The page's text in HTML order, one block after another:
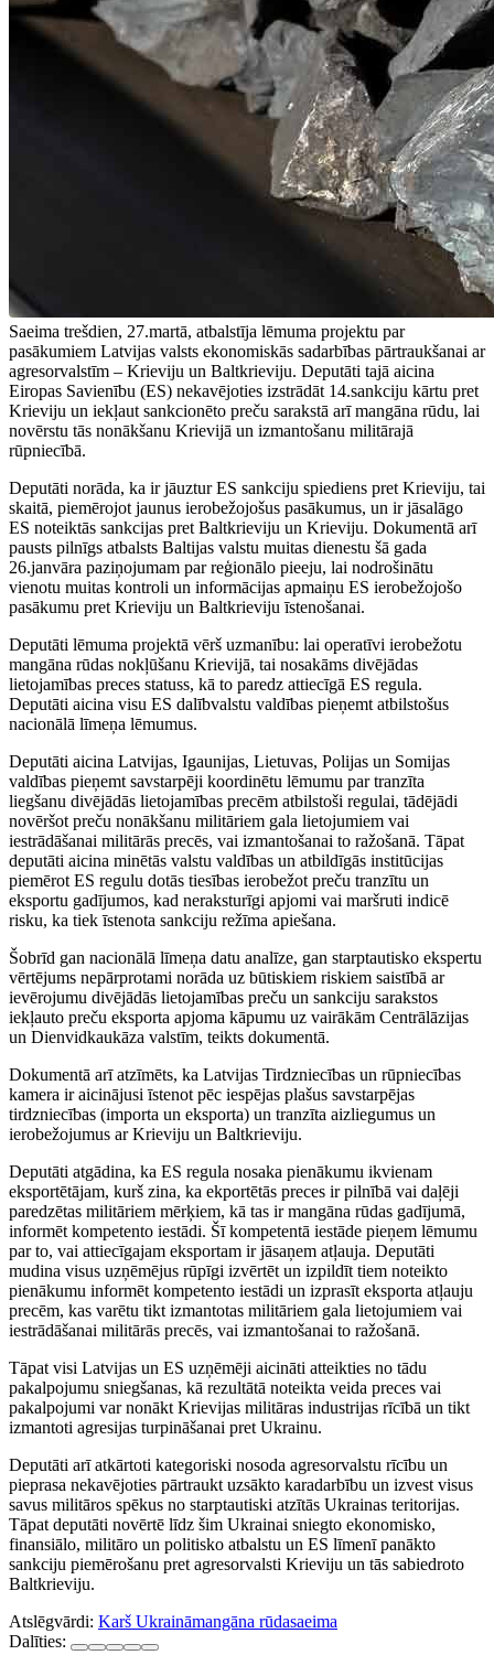
Saeima trešdien, 27.martā, atbalstīja lēmuma projektu par
pasākumiem Latvijas valsts ekonomiskās sadarbības pārtraukšanai ar
agresorvalstīm – Krieviju un Baltkrieviju. Deputāti tajā aicina
Eiropas Savienību (ES) nekavējoties izstrādāt 14.sankciju kārtu pret
Krieviju un iekļaut sankcionēto preču sarakstā arī mangāna rūdu, lai
novērstu tās nonākšanu Krievijā un izmantošanu militārajā
rūpniecībā.
Deputāti norāda, ka ir jāuztur ES sankciju spiediens pret Krieviju, tai
skaitā, piemērojot jaunus ierobežojošus pasākumus, un ir jāsalāgo
ES noteiktās sankcijas pret Baltkrieviju un Krieviju. Dokumentā arī
pausts pilnīgs atbalsts Baltijas valstu muitas dienestu šā gada
26.janvāra paziņojumam par reģionālo pieeju, lai nodrošinātu
vienotu muitas kontroli un informācijas apmaiņu ES ierobežojošo
pasākumu pret Krieviju un Baltkrieviju īstenošanai.
Deputāti lēmuma projektā vērš uzmanību: lai operatīvi ierobežotu
mangāna rūdas nokļūšanu Krievijā, tai nosakāms divējādas
lietojamības preces statuss, kā to paredz attiecīgā ES regula.
Deputāti aicina visu ES dalībvalstu valdības pieņemt atbilstošus
nacionālā līmeņa lēmumus.
Deputāti aicina Latvijas, Igaunijas, Lietuvas, Polijas un Somijas
valdības pieņemt savstarpēji koordinētu lēmumu par tranzīta
liegšanu divējādās lietojamības precēm atbilstoši regulai, tādējādi
novēršot preču nonākšanu militāriem gala lietojumiem vai
iestrādāšanai militārās precēs, vai izmantošanai to ražošanā. Tāpat
deputāti aicina minētās valstu valdības un atbildīgās institūcijas
piemērot ES regulu dotās tiesības ierobežot preču tranzītu un
eksportu gadījumos, kad neraksturīgi apjomi vai maršruti indicē
risku, ka tiek īstenota sankciju režīma apiešana.
Šobrīd gan nacionālā līmeņa datu analīze, gan starptautisko ekspertu
vērtējums nepārprotami norāda uz būtiskiem riskiem saistībā ar
ievērojumu divējādās lietojamības preču un sankciju sarakstos
iekļauto preču eksporta apjoma kāpumu uz vairākām Centrālāzijas
un Dienvidkaukāza valstīm, teikts dokumentā.
Dokumentā arī atzīmēts, ka Latvijas Tirdzniecības un rūpniecības
kamera ir aicinājusi īstenot pēc iespējas plašus savstarpējas
tirdzniecības (importa un eksporta) un tranzīta aizliegumus un
ierobežojumus ar Krieviju un Baltkrieviju.
Deputāti atgādina, ka ES regula nosaka pienākumu ikvienam
eksportētājam, kurš zina, ka ekportētās preces ir pilnībā vai daļēji
paredzētas militāriem mērķiem, kā tas ir mangāna rūdas gadījumā,
informēt kompetento iestādi. Šī kompetentā iestāde pieņem lēmumu
par to, vai attiecīgajam eksportam ir jāsaņem atļauja. Deputāti
mudina visus uzņēmējus rūpīgi izvērtēt un izpildīt tiem noteikto
pienākumu informēt kompetento iestādi un izprasīt eksporta atļauju
precēm, kas varētu tikt izmantotas militāriem gala lietojumiem vai
iestrādāšanai militārās precēs, vai izmantošanai to ražošanā.
Tāpat visi Latvijas un ES uzņēmēji aicināti atteikties no tādu
pakalpojumu sniegšanas, kā rezultātā noteikta veida preces vai
pakalpojumi var nonākt Krievijas militāras industrijas rīcībā un tikt
izmantoti agresijas turpināšanai pret Ukrainu.
Deputāti arī atkārtoti kategoriski nosoda agresorvalstu rīcību un
pieprasa nekavējoties pārtraukt uzsākto karadarbību un izvest visus
savus militāros spēkus no starptautiski atzītās Ukrainas teritorijas.
Tāpat deputāti novērtē līdz šim Ukrainai sniegto ekonomisko,
finansiālo, militāro un politisko atbalstu un ES līmenī panākto
sankciju piemērošanu pret agresorvalsti Krieviju un tās sabiedroto
Baltkrieviju.
Atslēgvārdi: Karš Ukraināmangāna rūdasaeima
Dalīties: